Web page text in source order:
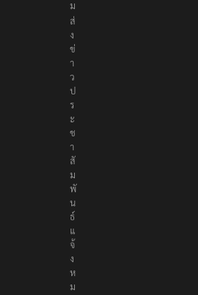
ง
ค
ม
ส่
ง
ข่
า
ว
ป
ร
ะ
ช
า
สั
ม
พั
น
ธ์
แ
จ้
ง